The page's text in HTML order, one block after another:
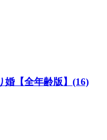
婚【全年齢版】(16)